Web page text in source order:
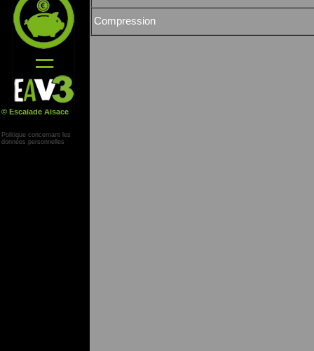
© Escalade Alsace
Politique concernant les
données personnelles
Compression